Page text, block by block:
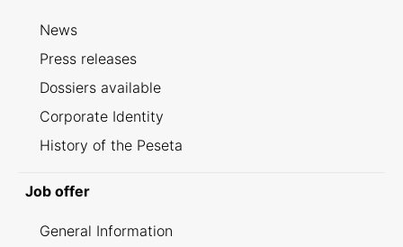
News
Press releases
Dossiers available
Corporate Identity
History of the Peseta
Job offer
General Information